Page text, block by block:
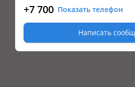
+7 700 Показать телефон
Написать